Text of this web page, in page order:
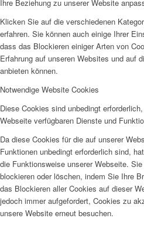
Ihre Beziehung zu unserer Website
Klicken Sie auf die verschiedenen
erfahren. Sie können auch einige Ihrer
dass das Blockieren einiger Arten von
Erfahrung auf unseren Websites und auf
anbieten können.
Notwendige Website Cookies
Diese Cookies sind unbedingt
Webseite verfügbaren Dienste und
Da diese Cookies für die auf unserer
Funktionen unbedingt erforderlich sind,
die Funktionsweise unserer Webseite.
blockieren oder löschen, indem Sie Ihre
das Blockieren aller Cookies auf dieser
jedoch immer aufgefordert, Cookies zu
unsere Website erneut besuchen.